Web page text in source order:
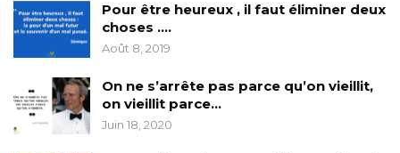
Pour être heureux , il faut éliminer deux
choses ….
Août 8, 2019
On ne s’arrête pas parce qu’on vieillit,
on vieillit parce…
Juin 18, 2020